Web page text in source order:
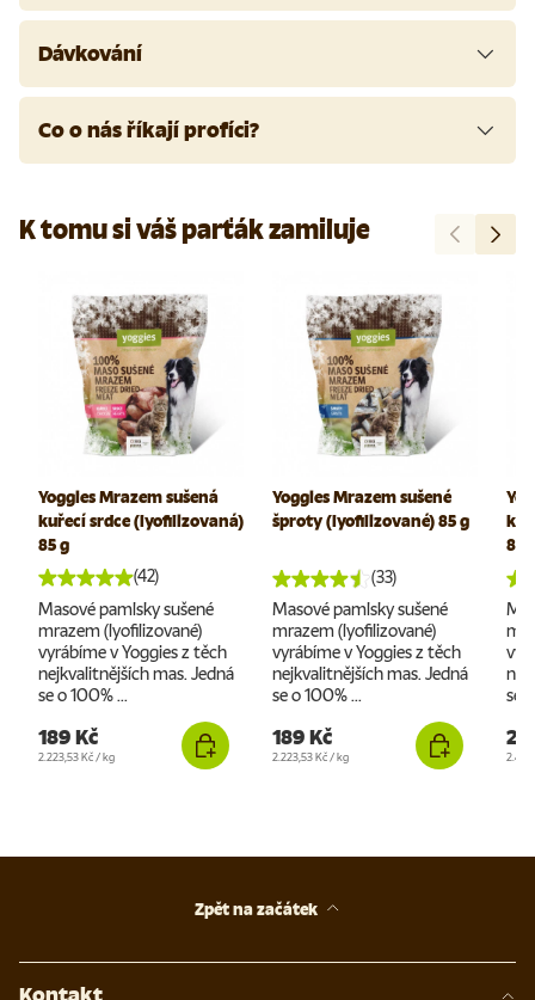
Dávkování
Co o nás říkají profíci?
K tomu si váš parťák zamiluje Předchozí
Další
Yoggies Mrazem sušená
kuřecí srdce (lyofilizovaná)
85 g
(42)
Masové pamlsky sušené
mrazem (lyofilizované)
vyrábíme v Yoggies z těch
nejkvalitnějších mas. Jedná
se o 100% ...
189 Kč
Cena za jednotku
2.223,53 Kč /kg
Yoggies Mrazem sušené
šproty (lyofilizované) 85 g
(33)
Masové pamlsky sušené
mrazem (lyofilizované)
vyrábíme v Yoggies z těch
nejkvalitnějších mas. Jedná
se o 100% ...
189 Kč
Cena za jednotku
2.223,53 Kč /kg
85
se
Cena
Zpět na začátek